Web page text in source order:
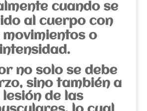
cuando se
al cuerpo con
movimientos o
no solo se debe
sino también a
lesión de las